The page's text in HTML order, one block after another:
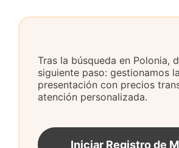
Tras la búsqueda en Polonia,
siguiente paso: gestionamos la
presentación con precios
atención personalizada.
Iniciar Registro de